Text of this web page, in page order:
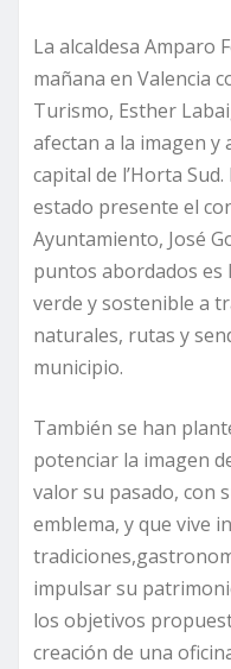
La alcaldesa Amparo
mañana en Valencia
Turismo, Esther
afectan a la imagen y
capital de l’Horta
estado presente el
Ayuntamiento, José
puntos abordados es
verde y sostenible a
naturales, rutas y
municipio.
También se han
potenciar la imagen
valor su pasado, con
emblema, y que vive
impulsar su
los objetivos
creación de una